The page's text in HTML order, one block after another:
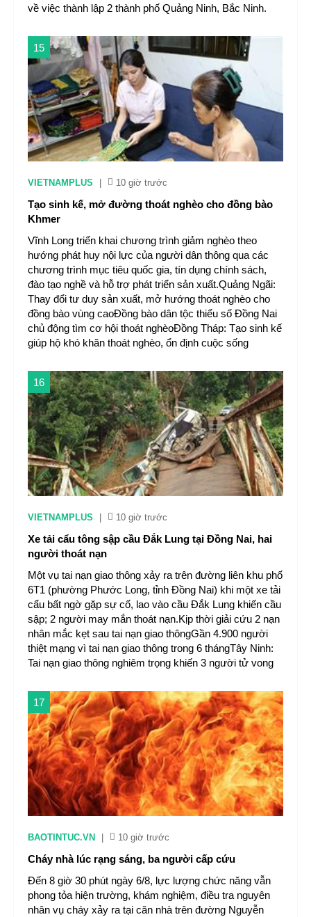
về việc thành lập 2 thành phố Quảng Ninh, Bắc Ninh.
15
VIETNAMPLUS 10 giờ trước
Tạo sinh kế, mở đường thoát nghèo cho đồng bào
Khmer
Vĩnh Long triển khai chương trình giảm nghèo theo
hướng phát huy nội lực của người dân thông qua các
chương trình mục tiêu quốc gia, tín dụng chính sách,
đào tạo nghề và hỗ trợ phát triển sản xuất.Quảng Ngãi:
Thay đổi tư duy sản xuất, mở hướng thoát nghèo cho
đồng bào vùng caoĐồng bào dân tộc thiểu số Đồng Nai
chủ động tìm cơ hội thoát nghèoĐồng Tháp: Tạo sinh kế
giúp hộ khó khăn thoát nghèo, ổn định cuộc sống
16
VIETNAMPLUS 10 giờ trước
Xe tải cẩu tông sập cầu Đắk Lung tại Đồng Nai, hai
người thoát nạn
Một vụ tai nạn giao thông xảy ra trên đường liên khu phố
6T1 (phường Phước Long, tỉnh Đồng Nai) khi một xe tải
cẩu bất ngờ gặp sự cố, lao vào cầu Đắk Lung khiến cầu
sập; 2 người may mắn thoát nạn.Kịp thời giải cứu 2 nạn
nhân mắc kẹt sau tai nạn giao thôngGần 4.900 người
thiệt mạng vì tai nạn giao thông trong 6 thángTây Ninh:
Tai nạn giao thông nghiêm trọng khiến 3 người tử vong
17
BAOTINTUC.VN 10 giờ trước
Cháy nhà lúc rạng sáng, ba người cấp cứu
Đến 8 giờ 30 phút ngày 6/8, lực lượng chức năng vẫn
phong tỏa hiện trường, khám nghiệm, điều tra nguyên
nhân vụ cháy xảy ra tại căn nhà trên đường Nguyễn